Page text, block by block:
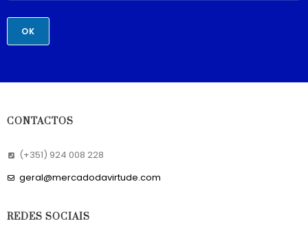
OK
CONTACTOS
(+351) 924 008 228
geral@mercadodavirtude.com
REDES SOCIAIS